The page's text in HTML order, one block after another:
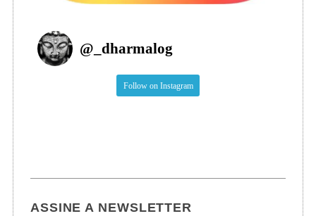
@ _dharmalog
Follow on Instagram
ASSINE A NEWSLETTER